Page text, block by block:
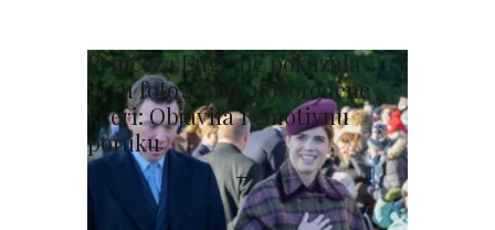
Princeza Eugenie pokazala
prvu fotografiju novorođene
kćeri: Objavila i emotivnu
poruku